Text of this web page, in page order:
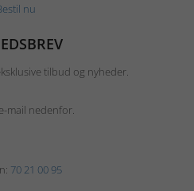
nu
tilbud og nyheder.
mail nedenfor.
70 21 00 95